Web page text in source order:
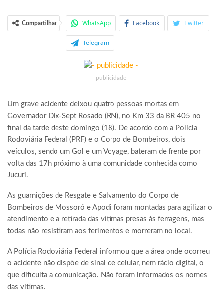
Compartilhar WhatsApp Facebook Twitter
Telegram
- publicidade -
Um grave acidente deixou quatro pessoas mortas em
Governador Dix-Sept Rosado (RN), no Km 33 da BR 405 no
final da tarde deste domingo (18). De acordo com a Polícia
Rodoviária Federal (PRF) e o Corpo de Bombeiros, dois
veículos, sendo um Gol e um Voyage, bateram de frente por
volta das 17h próximo à uma comunidade conhecida como
Jucuri.
As guarnições de Resgate e Salvamento do Corpo de
Bombeiros de Mossoró e Apodi foram montadas para agilizar o
atendimento e a retirada das vítimas presas às ferragens, mas
todas não resistiram aos ferimentos e morreram no local.
A Polícia Rodoviária Federal informou que a área onde ocorreu
o acidente não dispõe de sinal de celular, nem rádio digital, o
que dificulta a comunicação. Não foram informados os nomes
das vítimas.